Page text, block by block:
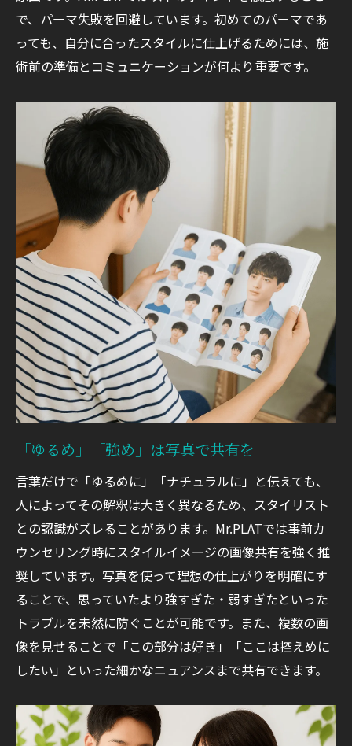
で、パーマ失敗を回避しています。初めてのパーマであ
っても、自分に合ったスタイルに仕上げるためには、施
術前の準備とコミュニケーションが何より重要です。
「ゆるめ」「強め」は写真で共有を
言葉だけで「ゆるめに」「ナチュラルに」と伝えても、
人によってその解釈は大きく異なるため、スタイリスト
との認識がズレることがあります。Mr.PLATでは事前カ
ウンセリング時にスタイルイメージの画像共有を強く推
奨しています。写真を使って理想の仕上がりを明確にす
ることで、思っていたより強すぎた・弱すぎたといった
トラブルを未然に防ぐことが可能です。また、複数の画
像を見せることで「この部分は好き」「ここは控えめに
したい」といった細かなニュアンスまで共有できます。